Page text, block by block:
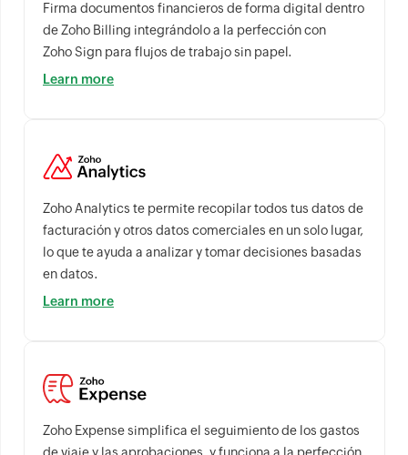
Firma documentos financieros de forma digital dentro
de Zoho Billing integrándolo a la perfección con
Zoho Sign para flujos de trabajo sin papel.
Learn more
Zoho Analytics te permite recopilar todos tus datos de
facturación y otros datos comerciales en un solo lugar,
lo que te ayuda a analizar y tomar decisiones basadas
en datos.
Learn more
Zoho Expense simplifica el seguimiento de los gastos